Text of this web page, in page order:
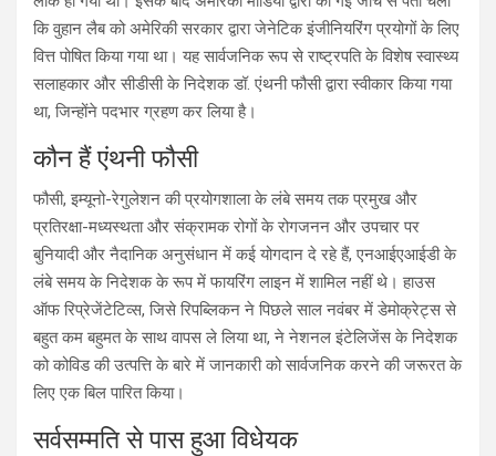
कि वुहान लैब को अमेरिकी सरकार द्वारा जेनेटिक इंजीनियरिंग प्रयोगों के लिए
वित्त पोषित किया गया था। यह सार्वजनिक रूप से राष्ट्रपति के विशेष स्वास्थ्य
सलाहकार और सीडीसी के निदेशक डॉ. एंथनी फौसी द्वारा स्वीकार किया गया
था, जिन्होंने पदभार ग्रहण कर लिया है।
कौन हैं एंथनी फौसी
फौसी, इम्यूनो-रेगुलेशन की प्रयोगशाला के लंबे समय तक प्रमुख और
प्रतिरक्षा-मध्यस्थता और संक्रामक रोगों के रोगजनन और उपचार पर
बुनियादी और नैदानिक अनुसंधान में कई योगदान दे रहे हैं, एनआईएआईडी के
लंबे समय के निदेशक के रूप में फायरिंग लाइन में शामिल नहीं थे। हाउस
ऑफ रिप्रेजेंटेटिव्स, जिसे रिपब्लिकन ने पिछले साल नवंबर में डेमोक्रेट्स से
बहुत कम बहुमत के साथ वापस ले लिया था, ने नेशनल इंटेलिजेंस के निदेशक
को कोविड की उत्पत्ति के बारे में जानकारी को सार्वजनिक करने की जरूरत के
लिए एक बिल पारित किया।
सर्वसम्मति से पास हुआ विधेयक